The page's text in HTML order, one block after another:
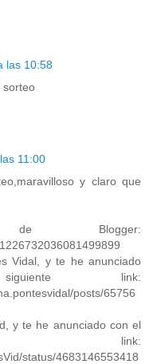
las 10:58
sorteo
11:00
y claro que
Blogger:
Vidal, y te he anunciado
link:
posts/65756
y te he anunciado con el
link:
status/4683146553418